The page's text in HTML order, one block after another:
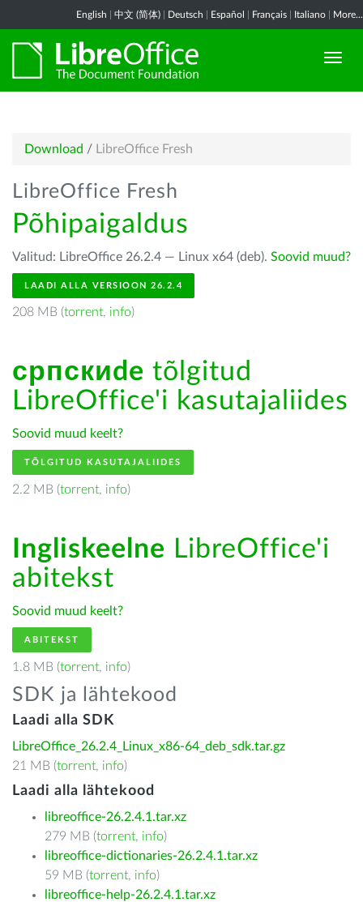
English 中文 (简体) Deutsch Español Français Italiano More...
Download / LibreOffice Fresh
LibreOffice Fresh
Põhipaigaldus
Valitud: LibreOffice 26.2.4 — Linux x64 (deb). Soovid muud?
LAADI ALLA VERSIOON 26.2.4
208 MB (torrent, info)
српскиde tõlgitud
LibreOffice'i kasutajaliides
Soovid muud keelt?
TÕLGITUD KASUTAJALIIDES
2.2 MB (torrent, info)
Ingliskeelne LibreOffice'i
abitekst
Soovid muud keelt?
ABITEKST
1.8 MB (torrent, info)
SDK ja lähtekood
Laadi alla SDK
LibreOffice_26.2.4_Linux_x86-64_deb_sdk.tar.gz
21 MB (torrent, info)
Laadi alla lähtekood
libreoffice-26.2.4.1.tar.xz
279 MB (torrent, info)
libreoffice-dictionaries-26.2.4.1.tar.xz
59 MB (torrent, info)
libreoffice-help-26.2.4.1.tar.xz